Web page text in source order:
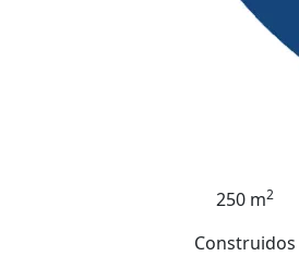
250 m2
Construidos